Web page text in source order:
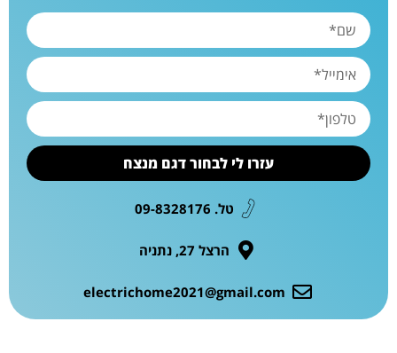
עזרו לי לבחור דגם מנצח
טל. 09-8328176
הרצל 27, נתניה
electrichome2021@gmail.com